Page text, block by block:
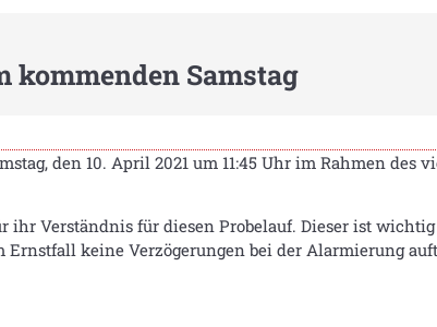
kommenden Samstag
den 10. April 2021 um 11:45 Uhr im Rahmen des
Verständnis für diesen Probelauf. Dieser ist
keine Verzögerungen bei der Alarmierung